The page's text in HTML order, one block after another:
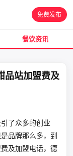
免费发布
餐饮资讯
品站加盟费及
了众多的创业
品牌那么多，到
及加盟电话，德